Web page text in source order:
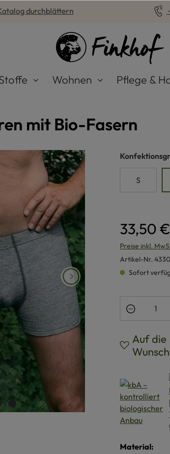
durchblättern
Wohnen Pflege &
mit Bio-Fasern
S
33,50 €
Preise inkl.
Artikel-Nr.
Sofort
Produkt
Auf die
Material: